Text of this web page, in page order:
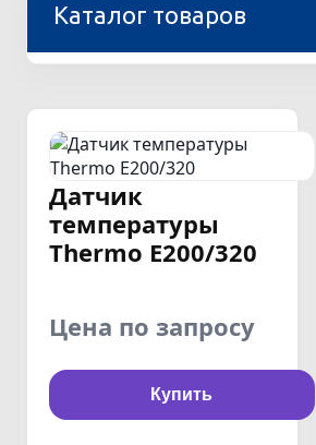
Каталог товаров
Датчик
температуры
Thermo E200/320
Цена по запросу
Купить